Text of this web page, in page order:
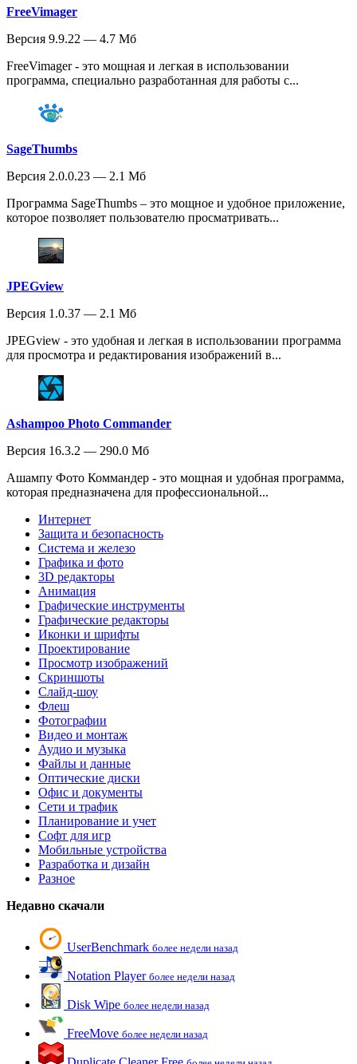
FreeVimager
Версия 9.9.22 — 4.7 Мб
FreeVimager - это мощная и легкая в использовании
программа, специально разработанная для работы с...
SageThumbs
Версия 2.0.0.23 — 2.1 Мб
Программа SageThumbs – это мощное и удобное приложение,
которое позволяет пользователю просматривать...
JPEGview
Версия 1.0.37 — 2.1 Мб
JPEGview - это удобная и легкая в использовании программа
для просмотра и редактирования изображений в...
Ashampoo Photo Commander
Версия 16.3.2 — 290.0 Мб
Ашампу Фото Коммандер - это мощная и удобная программа,
которая предназначена для профессиональной...
Интернет
Защита и безопасность
Система и железо
Графика и фото
3D редакторы
Анимация
Графические инструменты
Графические редакторы
Иконки и шрифты
Проектирование
Просмотр изображений
Скриншоты
Слайд-шоу
Флеш
Фотографии
Видео и монтаж
Аудио и музыка
Файлы и данные
Оптические диски
Офис и документы
Сети и трафик
Планирование и учет
Софт для игр
Мобильные устройства
Разработка и дизайн
Разное
Недавно скачали
UserBenchmark более недели назад
Notation Player более недели назад
Disk Wipe более недели назад
FreeMove более недели назад